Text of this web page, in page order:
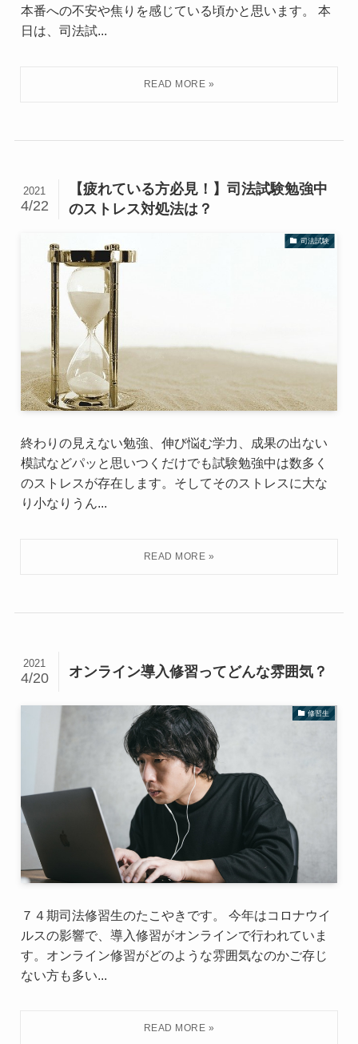
本番への不安や焦りを感じている頃かと思います。 本
日は、司法試...
【疲れている方必見！】司法試験勉強中
のストレス対処法は？
2021
4/22
司法試験
終わりの見えない勉強、伸び悩む学力、成果の出ない
模試などパッと思いつくだけでも試験勉強中は数多く
のストレスが存在します。そしてそのストレスに大な
り小なりうん...
オンライン導入修習ってどんな雰囲気？
2021
4/20
修習生
７４期司法修習生のたこやきです。 今年はコロナウイ
ルスの影響で、導入修習がオンラインで行われていま
す。オンライン修習がどのような雰囲気なのかご存じ
ない方も多い...